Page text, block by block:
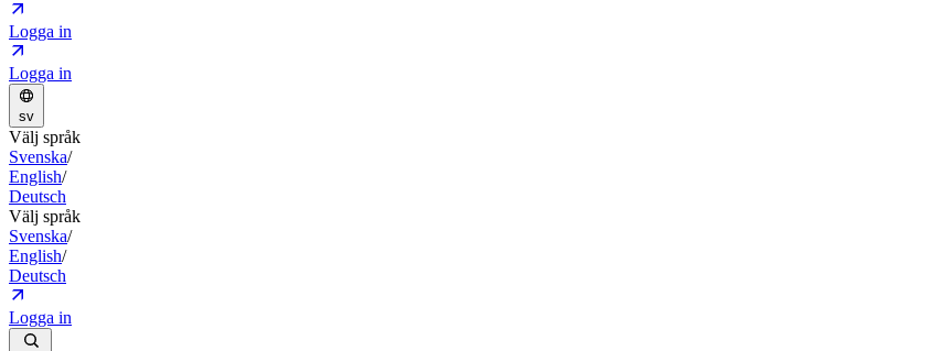
Logga in
Logga in
sv
Välj språk
Svenska/
English/
Deutsch
Välj språk
Svenska/
English/
Deutsch
Logga in